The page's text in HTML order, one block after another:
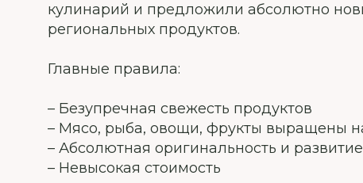
кулинарий и предложили абсолютно
региональных продуктов.
Главные правила:
– Безупречная свежесть продуктов
– Мясо, рыба, овощи, фрукты выращены
– Абсолютная оригинальность и
– Невысокая стоимость